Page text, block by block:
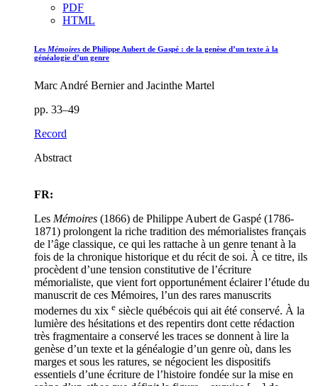
PDF
HTML
Les Mémoires de Philippe Aubert de Gaspé : de la genèse d’un texte à la
généalogie d’un genre
Marc André Bernier and Jacinthe Martel
pp. 33–49
Record
Abstract
FR:
Les Mémoires (1866) de Philippe Aubert de Gaspé (1786-
1871) prolongent la riche tradition des mémorialistes français
de l’âge classique, ce qui les rattache à un genre tenant à la
fois de la chronique historique et du récit de soi. À ce titre, ils
procèdent d’une tension constitutive de l’écriture
mémorialiste, que vient fort opportunément éclairer l’étude du
manuscrit de ces Mémoires, l’un des rares manuscrits
modernes du xix e siècle québécois qui ait été conservé. À la
lumière des hésitations et des repentirs dont cette rédaction
très fragmentaire a conservé les traces se donnent à lire la
genèse d’un texte et la généalogie d’un genre où, dans les
marges et sous les ratures, se négocient les dispositifs
essentiels d’une écriture de l’histoire fondée sur la mise en